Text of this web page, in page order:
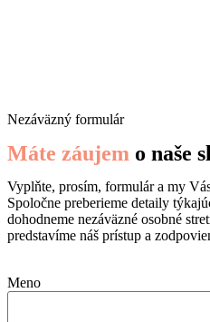
Nezáväzný formulár
Máte záujem o naše
Vyplňte, prosím, formulár a my
Spoločne preberieme detaily
dohodneme nezáväzné osobné
predstavíme náš prístup a
Meno